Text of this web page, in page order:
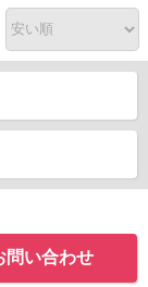
問い合わせ